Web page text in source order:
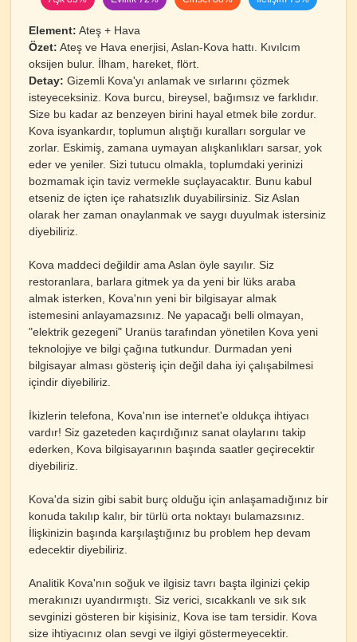
Element: Ateş + Hava
Özet: Ateş ve Hava enerjisi, Aslan-Kova hattı. Kıvılcım
oksijen bulur. İlham, hareket, flört.
Detay: Gizemli Kova'yı anlamak ve sırlarını çözmek
isteyeceksiniz. Kova burcu, bireysel, bağımsız ve farklıdır.
Size bu kadar az benzeyen birini hayal etmek bile zordur.
Kova isyankardır, toplumun alıştığı kuralları sorgular ve
zorlar. Eskimiş, zamana uymayan alışkanlıkları sarsar, yok
eder ve yeniler. Sizi tutucu olmakla, toplumdaki yerinizi
bozmamak için taviz vermekle suçlayacaktır. Bunu kabul
etseniz de içten içe rahatsızlık duyabilirsiniz. Siz Aslan
olarak her zaman onaylanmak ve saygı duyulmak istersiniz
diyebiliriz.
Kova maddeci değildir ama Aslan öyle sayılır. Siz
restoranlara, barlara gitmek ya da yeni bir lüks araba
almak isterken, Kova'nın yeni bir bilgisayar almak
istemesini anlayamazsınız. Ne yapacağı belli olmayan,
"elektrik gezegeni" Uranüs tarafından yönetilen Kova yeni
teknolojiye ve bilgi çağına tutkundur. Durmadan yeni
bilgisayar alması gösteriş için değil daha iyi çalışabilmesi
içindir diyebiliriz.
İkizlerin telefona, Kova'nın ise internet'e oldukça ihtiyacı
vardır! Siz gazeteden kaçırdığınız sanat olaylarını takip
ederken, Kova bilgisayarının başında saatler geçirecektir
diyebiliriz.
Kova'da sizin gibi sabit burç olduğu için anlaşamadığınız bir
konuda takılıp kalır, bir türlü orta noktayı bulamazsınız.
İlişkinizin başında karşılaştığınız bu problem hep devam
edecektir diyebiliriz.
Analitik Kova'nın soğuk ve ilgisiz tavrı başta ilginizi çekip
merakınızı uyandırmıştı. Siz verici, sıcakkanlı ve sık sık
sevginizi gösteren bir kişisiniz, Kova ise tam tersidir. Kova
size ihtiyacınız olan sevgi ve ilgiyi göstermeyecektir.